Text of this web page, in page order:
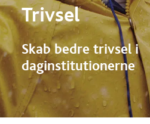
Trivsel
Skab bedre trivsel i
daginstitutionerne